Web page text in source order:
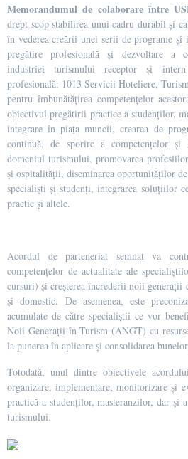
Memorandumul de colaborare între
drept scop stabilirea unui cadru durabil și
în vederea creării unei serii de programe
pregătire profesională și dezvoltare a
industriei turismului receptor și
profesională: 1013 Servicii Hoteliere,
pentru îmbunătățirea competențelor
obiectivul pregătirii practice a studenților,
integrare în piața muncii, crearea de
continuă, de sporire a competențelor și
domeniul turismului, promovarea
și ospitalității, diseminarea oportunităților
specialiști și studenți, integrarea soluțiilor
practic și altele.
Acordul de parteneriat semnat va
competențelor de actualitate ale
cursuri) și creșterea încrederii noii generații
și domestic. De asemenea, este
acumulate de către specialiștii ce vor
Noii Generații în Turism (ANGT) cu
la punerea în aplicare și consolidarea
Totodată, unul dintre obiectivele
organizare, implementare, monitorizare și
practică a studenților, masteranzilor, dar și
turismului.